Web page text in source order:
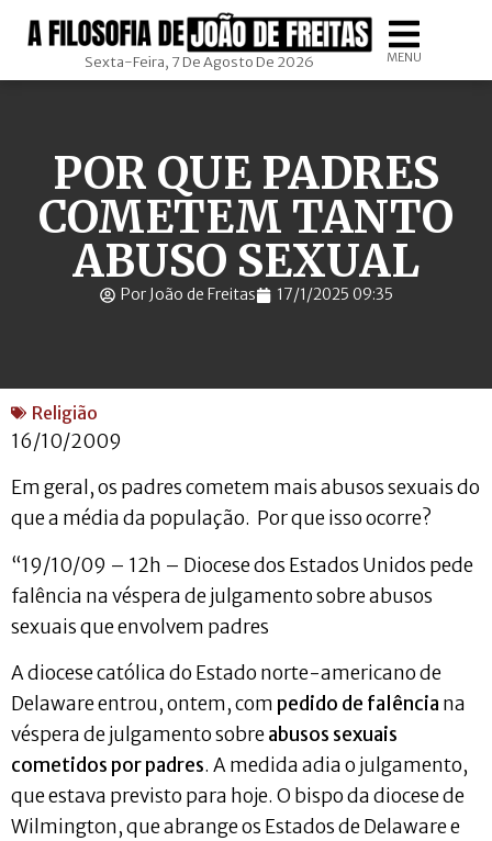
Sexta-Feira, 7 De Agosto De 2026 MENU
POR QUE PADRES
COMETEM TANTO
ABUSO SEXUAL
Por João de Freitas 17/1/2025 09:35
Religião
16/10/2009
Em geral, os padres cometem mais abusos sexuais do
que a média da população. Por que isso ocorre?
“19/10/09 – 12h – Diocese dos Estados Unidos pede
falência na véspera de julgamento sobre abusos
sexuais que envolvem padres
A diocese católica do Estado norte-americano de
Delaware entrou, ontem, com pedido de falência na
véspera de julgamento sobreabusos sexuais
cometidos por padres. A medida adia o julgamento,
que estava previsto para hoje. O bispo da diocese de
Wilmington, que abrange os Estados de Delaware e